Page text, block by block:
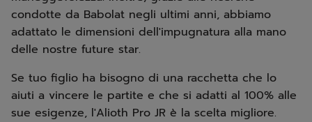
condotte da Babolat negli ultimi anni, abbiamo
adattato le dimensioni dell'impugnatura alla mano
delle nostre future star.
Se tuo figlio ha bisogno di una racchetta che lo
aiuti a vincere le partite e che si adatti al 100% alle
sue esigenze, l'Alioth Pro JR è la scelta migliore.